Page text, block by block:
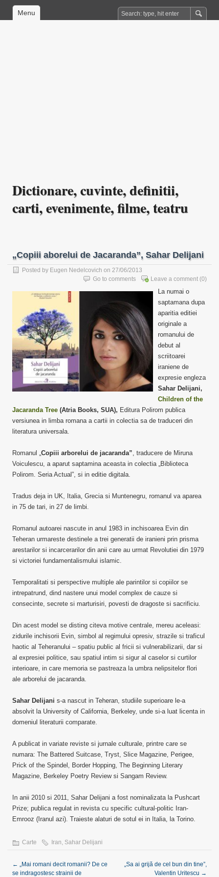
Menu
Dictionare, cuvinte, definitii,
carti, evenimente, filme, teatru
„Copiii aborelui de Jacaranda”, Sahar Delijani
Posted by Eugen Nedelcovich on 27/06/2013
Leave a comment (0)
Go to comments
La numai o
saptamana dupa
aparitia editiei
originale a
romanului de
debut al
scriitoarei
iraniene de
expresie engleza
Sahar Delijani,
Children of the
Jacaranda Tree (Atria Books, SUA), Editura Polirom publica
versiunea in limba romana a cartii in colectia sa de traduceri din
literatura universala.
Romanul „Copiii arborelui de jacaranda”, traducere de Miruna
Voiculescu, a aparut saptamina aceasta in colectia „Biblioteca
Polirom. Seria Actual”, si in editie digitala.
Tradus deja in UK, Italia, Grecia si Muntenegru, romanul va aparea
in 75 de tari, in 27 de limbi.
Romanul autoarei nascute in anul 1983 in inchisoarea Evin din
Teheran urmareste destinele a trei generatii de iranieni prin prisma
arestarilor si incarcerarilor din anii care au urmat Revolutiei din 1979
si victoriei fundamentalismului islamic.
Temporalitati si perspective multiple ale parintilor si copiilor se
intrepatrund, dind nastere unui model complex de cauze si
consecinte, secrete si marturisiri, povesti de dragoste si sacrificiu.
Din acest model se disting citeva motive centrale, mereu aceleasi:
zidurile inchisorii Evin, simbol al regimului opresiv, strazile si traficul
haotic al Teheranului – spatiu public al fricii si vulnerabilizarii, dar si
al expresiei politice, sau spatiul intim si sigur al caselor si curtilor
interioare, in care memoria se pastreaza la umbra nelipsitelor flori
ale arborelui de jacaranda.
Sahar Delijani s-a nascut in Teheran, studiile superioare le-a
absolvit la University of California, Berkeley, unde si-a luat licenta in
domeniul literaturii comparate.
A publicat in variate reviste si jurnale culturale, printre care se
numara: The Battered Suitcase, Tryst, Slice Magazine, Perigee,
Prick of the Spindel, Border Hopping, The Beginning Literary
Magazine, Berkeley Poetry Review si Sangam Review.
In anii 2010 si 2011, Sahar Delijani a fost nominalizata la Pushcart
Prize; publica regulat in revista cu specific cultural-politic Iran-
Emrooz (Iranul azi). Traieste alaturi de sotul ei in Italia, la Torino.
Carte Iran, Sahar Delijani
← „Mai romani decit romanii? De ce
se indragostesc strainii de
„Sa ai grijă de cel bun din tine”,
Valentin Uritescu →